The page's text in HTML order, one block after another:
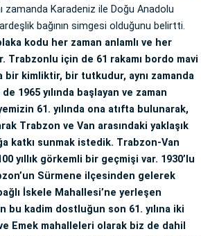
zamanda Karadeniz ile Doğu Anadolu
bağının simgesi olduğunu belirtti.
kodu her zaman anlamlı ve her
Trabzonlu için de 61 rakamı bordo mavi
kimliktir, bir tutkudur, aynı zamanda
1965 yılında başlayan ve zaman
61. yılında ona atıfta bulunarak,
Trabzon ve Van arasındaki yaklaşık
katkı sunmak istedik. Trabzon-Van
yıllık görkemli bir geçmişi var. 1930’lu
Sürmene ilçesinden gelerek
İskele Mahallesi’ne yerleşen
bu kadim dostluğun son 61. yılına iki
Emek mahalleleri olarak biz de dahil